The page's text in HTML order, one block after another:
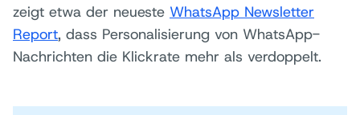
zeigt etwa der neueste WhatsApp Newsletter
Report, dass Personalisierung von WhatsApp-
Nachrichten die Klickrate mehr als verdoppelt.